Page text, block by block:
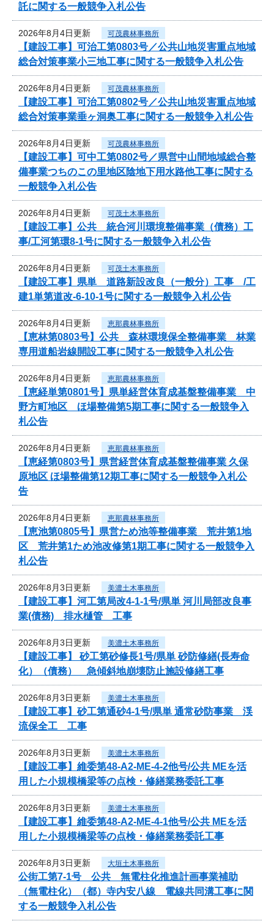
託に関する一般競争入札公告
2026年8月4日更新 可茂農林事務所
【建設工事】可治工第0803号／公共山地災害重点地域
総合対策事業小三地工事に関する一般競争入札公告
2026年8月4日更新 可茂農林事務所
【建設工事】可治工第0802号／公共山地災害重点地域
総合対策事業垂ヶ洞奥工事に関する一般競争入札公告
2026年8月4日更新 可茂農林事務所
【建設工事】可中工第0802号／県営中山間地域総合整
備事業つちのこの里地区陰地下用水路他工事に関する
一般競争入札公告
2026年8月4日更新 可茂土木事務所
【建設工事】公共 統合河川環境整備事業（債務）工
事/工河第環8-1号に関する一般競争入札公告
2026年8月4日更新 可茂土木事務所
【建設工事】県単 道路新設改良（一般分）工事 /工
建1単第道改-6-10-1号に関する一般競争入札公告
2026年8月4日更新 恵那農林事務所
【恵林第0803号】公共 森林環境保全整備事業 林業
専用道船岩線開設工事に関する一般競争入札公告
2026年8月4日更新 恵那農林事務所
【恵経単第0801号】県単経営体育成基盤整備事業 中
野方町地区 ほ場整備第5期工事に関する一般競争入
札公告
2026年8月4日更新 恵那農林事務所
【恵経第0803号】県営経営体育成基盤整備事業 久保
原地区 ほ場整備第12期工事に関する一般競争入札公
告
2026年8月4日更新 恵那農林事務所
【恵池第0805号】県営ため池等整備事業 荒井第1地
区 荒井第1ため池改修第1期工事に関する一般競争入
札公告
2026年8月3日更新 美濃土木事務所
【建設工事】河工第局改4-1-1号/県単 河川局部改良事
業(債務) 排水樋管 工事
2026年8月3日更新 美濃土木事務所
【建設工事】 砂工第砂修長1号/県単 砂防修繕(長寿命
化）（債務） 急傾斜地崩壊防止施設修繕工事
2026年8月3日更新 美濃土木事務所
【建設工事】砂工第通砂4-1号/県単 通常砂防事業 渓
流保全工 工事
2026年8月3日更新 美濃土木事務所
【建設工事】維委第48-A2-ME-4-2他号/公共 MEを活
用した小規模橋梁等の点検・修繕業務委託工事
2026年8月3日更新 美濃土木事務所
【建設工事】維委第48-A2-ME-4-1他号/公共 MEを活
用した小規模橋梁等の点検・修繕業務委託工事
2026年8月3日更新 大垣土木事務所
公街工第7-1号 公共 無電柱化推進計画事業補助
（無電柱化）（都）寺内安八線 電線共同溝工事に関
する一般競争入札公告